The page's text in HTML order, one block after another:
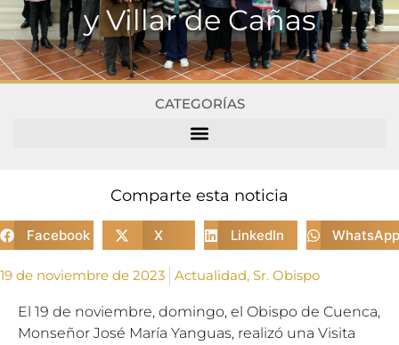
y Villar de Cañas
CATEGORÍAS
Comparte esta noticia
Facebook X LinkedIn WhatsApp
19 de noviembre de 2023 Actualidad, Sr. Obispo
El 19 de noviembre, domingo, el Obispo de Cuenca,
Monseñor José María Yanguas, realizó una Visita